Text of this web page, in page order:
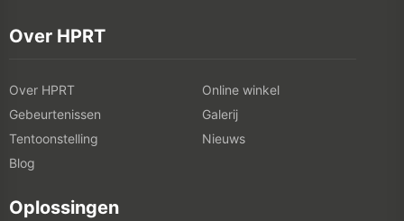
Over HPRT
Over HPRT
Online winkel
Gebeurtenissen
Galerij
Tentoonstelling
Nieuws
Blog
Oplossingen